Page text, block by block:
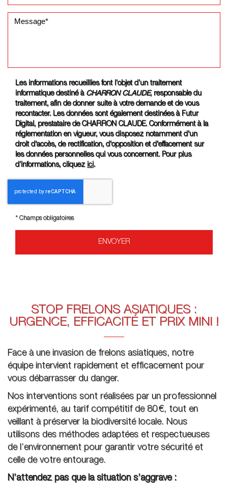
Les informations recueillies font l’objet d’un traitement
informatique destiné à
CHARRON CLAUDE, responsable du
traitement, afin de donner suite à votre demande et de vous
recontacter. Les données sont également destinées à Futur
Digital, prestataire de CHARRON CLAUDE. Conformément à la
réglementation en vigueur, vous disposez notamment d'un
droit d'accès, de rectification, d'opposition et d'effacement sur
les données personnelles qui vous concernent. Pour plus
d’informations, cliquez ici.
*Champs obligatoires
STOP FRELONS ASIATIQUES :
URGENCE, EFFICACITÉ ET PRIX MINI !
Face à une invasion de frelons asiatiques, notre
équipe intervient rapidement et efficacement pour
vous débarrasser du danger.
Nos interventions sont réalisées par un professionnel
expérimenté, au tarif compétitif de 80 €, tout en
veillant à préserver la biodiversité locale. Nous
utilisons des méthodes adaptées et respectueuses
de l’environnement pour garantir votre sécurité et
celle de votre entourage.
N’attendez pas que la situation s’aggrave :